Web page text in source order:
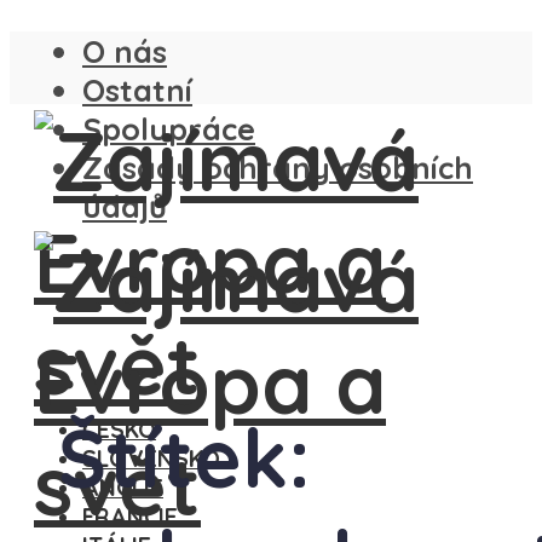
O nás
Ostatní
Spolupráce
Zásady ochrany osobních
údajů
ČESKO
SLOVENSKO
ANGLIE
FRANCIE
Štítek: